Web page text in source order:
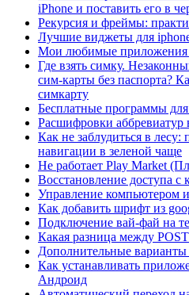
iPhone и поставить его в
Рекурсия и фреймы:
Лучшие виджеты для
Мои любимые приложения
Где взять симку.
сим-карты без паспорта?
симкарту
Бесплатные программы для
Расшифровки аббревиатур
Как не заблудиться в
навигации в зеленой чаще
Не работает Play Market
Восстановление доступа с
Управление компьютером
Как добавить шрифт из
Подключение вай-фай на
Какая разница между
Дополнительные
Как устанавливать
Андроид